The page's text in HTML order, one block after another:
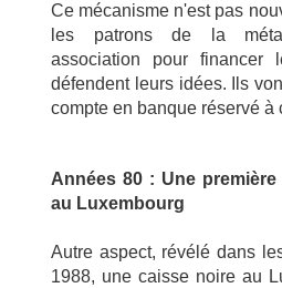
Ce mécanisme n'est pas
les patrons de la
association pour financer
défendent leurs idées. Ils
compte en banque réservé à
Années 80 : Une
au Luxembourg
Autre aspect, révélé dans
1988, une caisse noire au